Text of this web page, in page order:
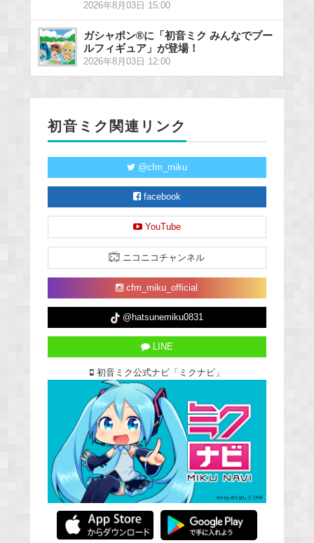
2026年8月03日 15:00
ガシャポン®に「初音ミク みんなでプー
ルフィギュア」が登場！
2026年8月03日 12:00
初音ミク関連リンク
@cfm_miku
facebook
YouTube
ニコニコチャンネル
cfm_miku_official
@hatsunemiku0831
LINE
初音ミク公式ナビ「ミクナビ」